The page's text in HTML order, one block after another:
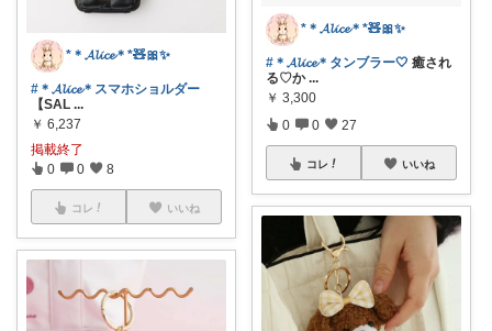
*＊𝓐𝓵𝓲𝓬𝓮＊*🧸🎀✨
#＊𝓐𝓵𝓲𝓬𝓮＊スマホショルダー
【SAL ...
￥ 6,237
掲載終了
0 0 8
コレ いいね
*＊𝓐𝓵𝓲𝓬𝓮＊*🧸🎀✨
#＊𝓐𝓵𝓲𝓬𝓮＊タンブラー🤍 癒され
る♡か ...
￥ 3,300
0 0 27
コレ いいね